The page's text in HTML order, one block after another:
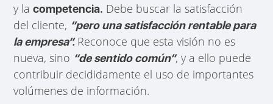
y lacompetencia. Debe buscar la satisfacción
del cliente, “pero una satisfacción rentable para
la empresa”.Reconoce que esta visión no es
nueva, sino “de sentido común”, y a ello puede
contribuir decididamente el uso de importantes
volúmenes de información.